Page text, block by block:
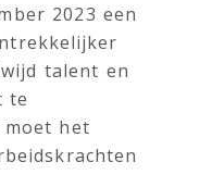
2023 een
talent en
te
het